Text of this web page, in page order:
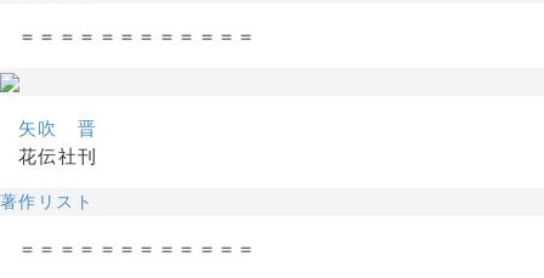
＝＝＝＝＝＝＝＝＝＝＝＝
矢吹 晋
花伝社刊
著作リスト
＝＝＝＝＝＝＝＝＝＝＝＝